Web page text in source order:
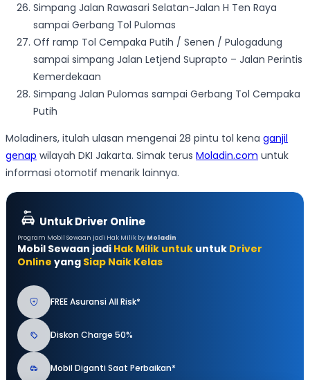
Simpang Jalan Rawasari Selatan-Jalan H Ten Raya
sampai Gerbang Tol Pulomas
Off ramp Tol Cempaka Putih / Senen / Pulogadung
sampai simpang Jalan Letjend Suprapto – Jalan Perintis
Kemerdekaan
Simpang Jalan Pulomas sampai Gerbang Tol Cempaka
Putih
Moladiners, itulah ulasan mengenai 28 pintu tol kena ganjil
genap wilayah DKI Jakarta. Simak terus Moladin.com untuk
informasi otomotif menarik lainnya.
Untuk Driver Online
Program Mobil Sewaan jadi Hak Milik by Moladin
Mobil Sewaan jadi Hak Milik untuk untuk Driver
Online yang Siap Naik Kelas
FREE Asuransi All Risk*
Diskon Charge 50%
Mobil Diganti Saat Perbaikan*